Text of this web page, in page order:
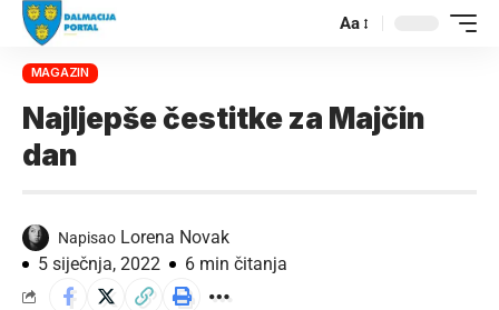
Aa
MAGAZIN
Najljepše čestitke za Majčin
dan
Napisao Lorena Novak
5 siječnja, 2022
6 min čitanja